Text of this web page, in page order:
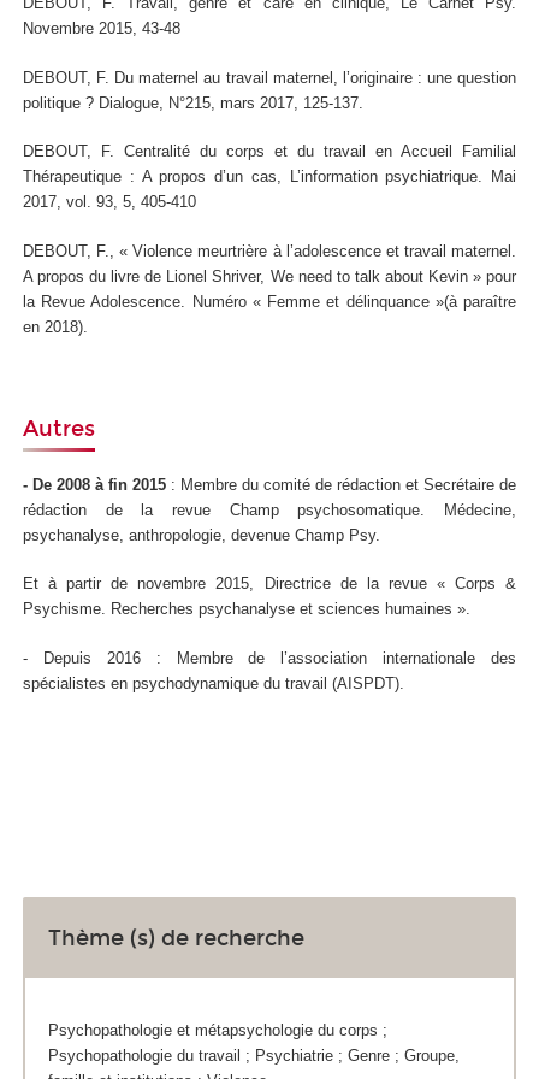
Novembre 2015, 43-48
DEBOUT, F. Du maternel au travail maternel , l’originaire : une question
politique ? Dialogue , N°215, mars 2017, 125-137.
DEBOUT, F. Centralité du corps et du travail en Accueil Familial
Thérapeutique : A propos d’un cas,
L’information psychiatrique. Mai
2017, vol. 93, 5, 405-410
DEBOUT, F., « Violence meurtrière à l’adolescence et travail maternel.
A propos du livre de Lionel Shriver, We need to talk about Kevin» pour
la Revue Adolescence . Numéro « Femme et délinquance »(à paraître
en 2018).
Autres
- De 2008 à fin 2015 : Membre du comité de rédaction et Secrétaire de
rédaction de la revue Champ psychosomatique. Médecine,
psychanalyse, anthropologie, devenue Champ Psy.
Et à partir de novembre 2015, Directrice de la revue « Corps &
Psychisme. Recherches psychanalyse et sciences humaines ».
- Depuis 2016 : Membre de l’association internationale des
spécialistes en psychodynamique du travail (AISPDT).
Thème (s) de recherche
Psychopathologie et métapsychologie du corps ;
Psychopathologie du travail ; Psychiatrie ; Genre ; Groupe,